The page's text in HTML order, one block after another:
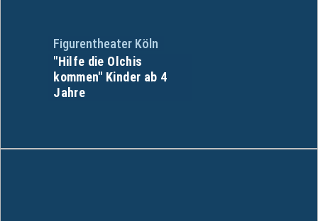
Figurentheater Köln
"Hilfe die Olchis
kommen" Kinder ab 4
Jahre